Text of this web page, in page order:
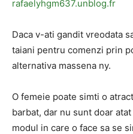
rafaelyhgm637.unblog.fr
Daca v-ati gandit vreodata
taiani pentru comenzi prin
alternativa massena ny.
O femeie poate simti o
barbat, dar nu sunt doar
modul in care o face sa se